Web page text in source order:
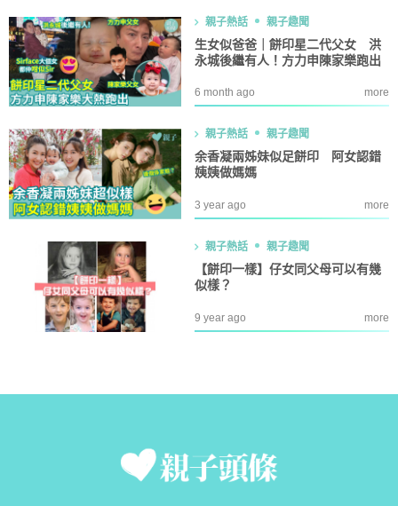
親子熱話 親子趣聞
生女似爸爸｜餅印星二代父女 洪
永城後繼有人！方力申陳家樂跑出
6 month ago more
親子熱話 親子趣聞
余香凝兩姊妹似足餅印 阿女認錯
姨姨做媽媽
3 year ago more
親子熱話 親子趣聞
【餅印一樣】仔女同父母可以有幾
似樣？
9 year ago more